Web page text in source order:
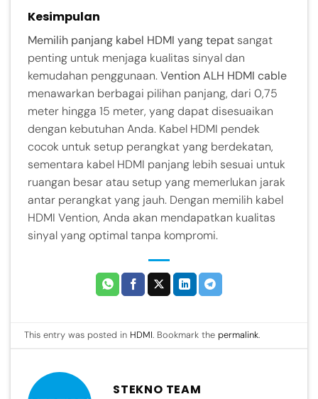
Kesimpulan
Memilih panjang kabel HDMI yang tepat sangat
penting untuk menjaga kualitas sinyal dan
kemudahan penggunaan.Vention ALH HDMI cable
menawarkan berbagai pilihan panjang, dari 0,75
meter hingga 15 meter, yang dapat disesuaikan
dengan kebutuhan Anda. Kabel HDMI pendek
cocok untuk setup perangkat yang berdekatan,
sementara kabel HDMI panjang lebih sesuai untuk
ruangan besar atau setup yang memerlukan jarak
antar perangkat yang jauh. Dengan memilih kabel
HDMI Vention, Anda akan mendapatkan kualitas
sinyal yang optimal tanpa kompromi.
This entry was posted in HDMI. Bookmark the permalink.
STEKNO TEAM